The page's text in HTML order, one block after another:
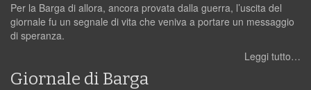
Per la Barga di allora, ancora provata dalla guerra, l’uscita del
giornale fu un segnale di vita che veniva a portare un messaggio
di speranza.
Leggi tutto…
Giornale di Barga